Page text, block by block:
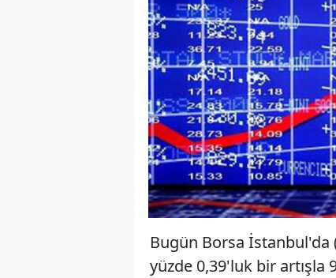
Bugün Borsa İstanbul'da
yüzde 0,39'luk bir artışla